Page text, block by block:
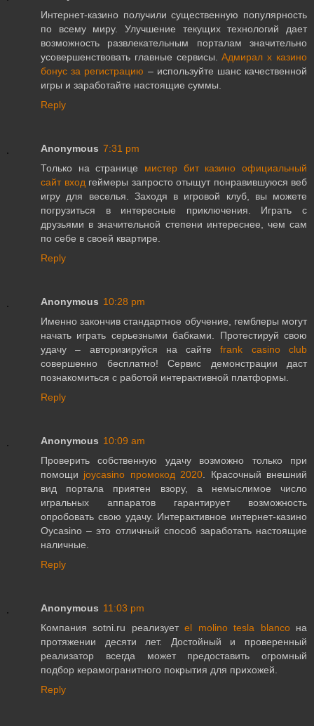
Интернет-казино получили существенную популярность
по всему миру. Улучшение текущих технологий дает
возможность развлекательным порталам значительно
усовершенствовать главные сервисы.Адмирал х казино
бонус за регистрацию – используйте шанс качественной
игры и заработайте настоящие суммы.
Reply
Anonymous 7:31 pm
Только на странице мистер бит казино официальный
сайт вход геймеры запросто отыщут понравившуюся веб
игру для веселья. Заходя в игровой клуб, вы можете
погрузиться в интересные приключения. Играть с
друзьями в значительной степени интереснее, чем сам
по себе в своей квартире.
Reply
Anonymous 10:28 pm
Именно закончив стандартное обучение, гемблеры могут
начать играть серьезными бабками. Протестируй свою
удачу – авторизируйся на сайтеfrank casino club
совершенно бесплатно! Сервис демонстрации даст
познакомиться с работой интерактивной платформы.
Reply
Anonymous 10:09 am
Проверить собственную удачу возможно только при
помощи joycasino промокод 2020 . Красочный внешний
вид портала приятен взору, а немыслимое число
игральных аппаратов гарантирует возможность
опробовать свою удачу. Интерактивное интернет-казино
Oycasino – это отличный способ заработать настоящие
наличные.
Reply
Anonymous 11:03 pm
Компания sotni.ru реализуетel molino tesla blancoна
протяжении десяти лет. Достойный и проверенный
реализатор всегда может предоставить огромный
подбор керамогранитного покрытия для прихожей.
Reply